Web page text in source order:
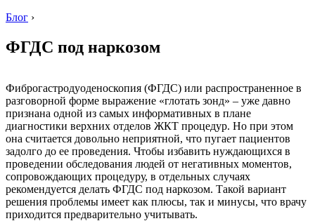
Блог ›
ФГДС под наркозом
Фиброгастродуоденоскопия (ФГДС) или распространенное в
разговорной форме выражение «глотать зонд» – уже давно
признана одной из самых информативных в плане
диагностики верхних отделов ЖКТ процедур. Но при этом
она считается довольно неприятной, что пугает пациентов
задолго до ее проведения. Чтобы избавить нуждающихся в
проведении обследования людей от негативных моментов,
сопровождающих процедуру, в отдельных случаях
рекомендуется делать ФГДС под наркозом. Такой вариант
решения проблемы имеет как плюсы, так и минусы, что врачу
приходится предварительно учитывать.